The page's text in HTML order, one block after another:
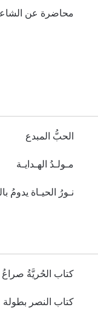
محاضرة عن
الحبُّ المبدع
مـولـدُ الهـدايـة
نـورُ الحيـاة يدومُ
كتاب الحُريَّةُ صراعُ
كتاب النصر بطولة